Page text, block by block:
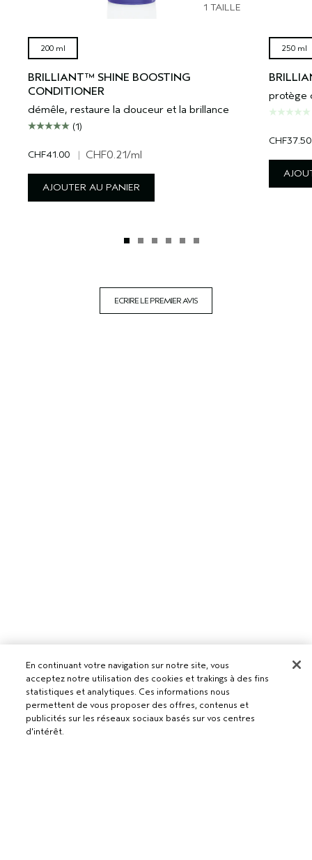
1 TAILLE
200 ml
BRILLIANT™ SHINE BOOSTING
CONDITIONER
démêle, restaure la douceur et la brillance
(1)
CHF41.00 | CHF0.21/ml
AJOUTER AU PANIER
250 ml
protège
CHF37.50
ECRIRE LE PREMIER AVIS
Pour les professionnels
DEVENIR UN SALON AVEDA
Besoin d’aide ?
En continuant votre navigation sur notre site, vous
acceptez notre utilisation des cookies et trakings à des fins
statistiques et analytiques. Ces informations nous
permettent de vous proposer des offres, contenus et
publicités sur les réseaux sociaux basés sur vos centres
d'intérêt.